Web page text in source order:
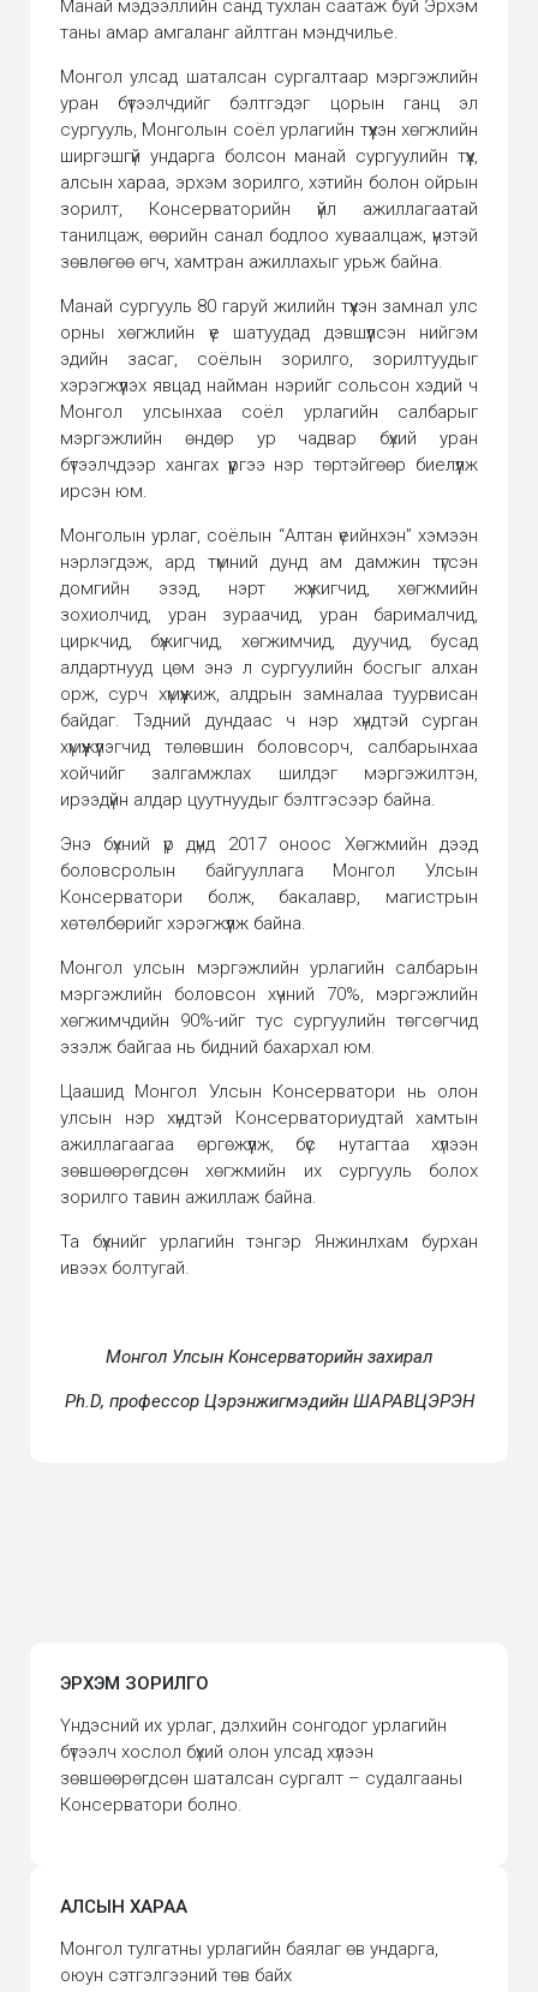
Манай мэдээллийн санд тухлан саатаж буй Эрхэм
таны амар амгаланг айлтган мэндчилье.
Монгол улсад шаталсан сургалтаар мэргэжлийн
уран бүтээлчдийг бэлтгэдэг цорын ганц эл
сургууль, Монголын соёл урлагийн түүхэн хөгжлийн
ширгэшгүй ундарга болсон манай сургуулийн түүх,
алсын хараа, эрхэм зорилго, хэтийн болон ойрын
зорилт, Консерваторийн үйл ажиллагаатай
танилцаж, өөрийн санал бодлоо хуваалцаж, үнэтэй
зөвлөгөө өгч, хамтран ажиллахыг урьж байна.
Манай сургууль 80 гаруй жилийн түүхэн замнал улс
орны хөгжлийн үе шатуудад дэвшүүлсэн нийгэм
эдийн засаг, соёлын зорилго, зорилтуудыг
хэрэгжүүлэх явцад найман нэрийг сольсон хэдий ч
Монгол улсынхаа соёл урлагийн салбарыг
мэргэжлийн өндөр ур чадвар бүхий уран
бүтээлчдээр хангах үүргээ нэр төртэйгөөр биелүүлж
ирсэн юм.
Монголын урлаг, соёлын “Алтан үеийнхэн” хэмээн
нэрлэгдэж, ард түмний дунд ам дамжин түгсэн
домгийн эзэд, нэрт жүжигчид, хөгжмийн
зохиолчид, уран зураачид, уран барималчид,
циркчид, бүжигчид, хөгжимчид, дуучид, бусад
алдартнууд цөм энэ л сургуулийн босгыг алхан
орж, сурч хүмүүжиж, алдрын замналаа туурвисан
байдаг. Тэдний дундаас ч нэр хүндтэй сурган
хүмүүжүүлэгчид төлөвшин боловсорч, салбарынхаа
хойчийг залгамжлах шилдэг мэргэжилтэн,
ирээдүйн алдар цуутнуудыг бэлтгэсээр байна.
Энэ бүхний үр дүнд 2017 оноос Хөгжмийн дээд
боловсролын байгууллага Монгол Улсын
Консерватори болж, бакалавр, магистрын
хөтөлбөрийг хэрэгжүүлж байна.
Монгол улсын мэргэжлийн урлагийн салбарын
мэргэжлийн боловсон хүчний 70%, мэргэжлийн
хөгжимчдийн 90%-ийг тус сургуулийн төгсөгчид
эзэлж байгаа нь бидний бахархал юм.
Цаашид Монгол Улсын Консерватори нь олон
улсын нэр хүндтэй Консерваториудтай хамтын
ажиллагаагаа өргөжүүлж, бүс нутагтаа хүлээн
зөвшөөрөгдсөн хөгжмийн их сургууль болох
зорилго тавин ажиллаж байна.
Та бүхнийг урлагийн тэнгэр Янжинлхам бурхан
ивээх болтугай.
Монгол Улсын Консерваторийн захирал
Ph.D, профессор Цэрэнжигмэдийн ШАРАВЦЭРЭН
ЭРХЭМ ЗОРИЛГО
Үндэсний их урлаг, дэлхийн сонгодог урлагийн
бүтээлч хослол бүхий олон улсад хүлээн
зөвшөөрөгдсөн шаталсан сургалт – судалгааны
Консерватори болно.
АЛСЫН ХАРАА
Монгол тулгатны урлагийн баялаг өв ундарга,
оюун сэтгэлгээний төв байх